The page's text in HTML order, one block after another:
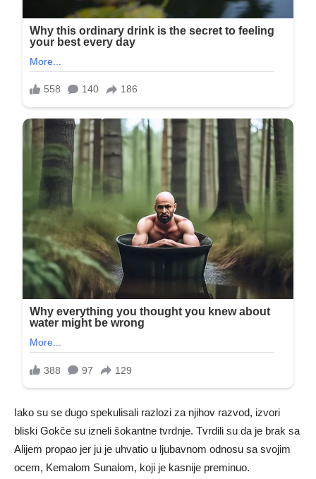
Iako su se dugo spekulisali razlozi za njihov razvod, izvori
bliski Gokče su izneli šokantne tvrdnje. Tvrdili su da je brak sa
Alijem propao jer ju je uhvatio u ljubavnom odnosu sa svojim
ocem, Kemalom Sunalom, koji je kasnije preminuo.